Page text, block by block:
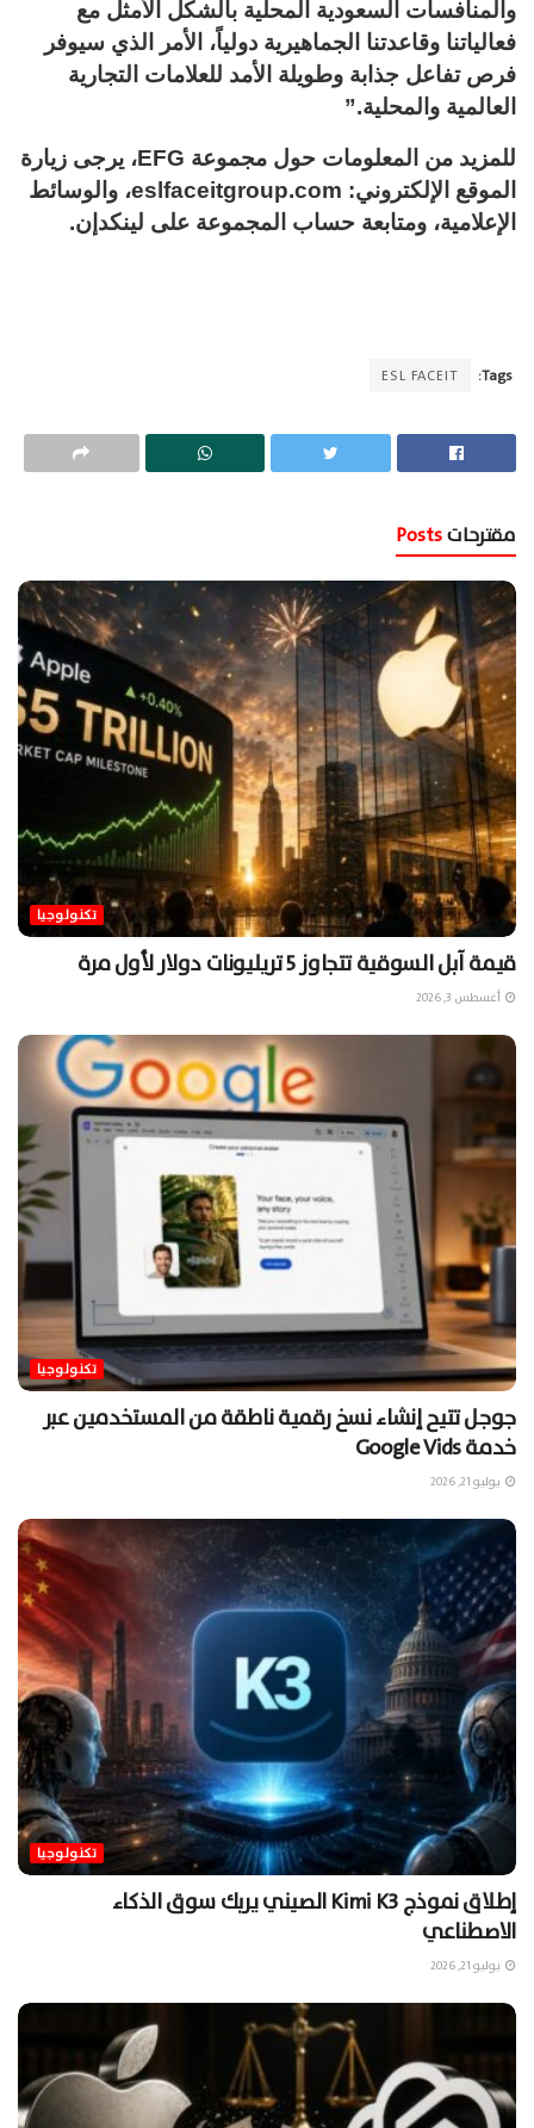
والمنافسات السعودية المحلية بالشكل الأمثل مع
فعالياتنا وقاعدتنا الجماهيرية دولياً، الأمر الذي سيوفر
فرص تفاعل جذابة وطويلة الأمد للعلامات التجارية
العالمية والمحلية.”
للمزيد من المعلومات حول مجموعة EFG، يرجى زيارة
الموقع الإلكتروني: eslfaceitgroup.com، والوسائط
الإعلامية، ومتابعة حساب المجموعة على لينكدإن.
Tags:
ESL FACEIT
مقترحات
تكنولوجيا
قيمة آبل السوقية تتجاوز 5 تريليونات دولار لأول مرة
أغسطس 3, 2026
تكنولوجيا
جوجل تتيح إنشاء نسخ رقمية ناطقة من المستخدمين عبر
خدمة Google Vids
يوليو 21, 2026
تكنولوجيا
إطلاق نموذج Kimi K3 الصيني يربك سوق الذكاء
الاصطناعي
يوليو 21, 2026